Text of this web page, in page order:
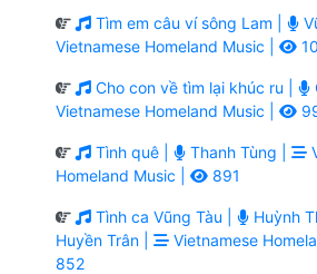
Tìm em câu ví sông Lam |
Vietnamese Homeland Music |
Cho con về tìm lại khúc ru |
Vietnamese Homeland Music |
Tình quê | Thanh Tùng |
Homeland Music |
891
Tình ca Vũng Tàu |
Huỳnh
Huyền Trân |
Vietnamese
852